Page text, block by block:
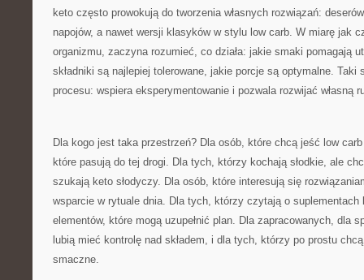
keto często prowokują do tworzenia własnych rozwiązań:
napojów, a nawet wersji klasyków w stylu low carb. W miarę jak
organizmu, zaczyna rozumieć, co działa: jakie smaki pomagają
składniki są najlepiej tolerowane, jakie porcje są optymalne. Taki
procesu: wspiera eksperymentowanie i pozwala rozwijać własną
Dla kogo jest taka przestrzeń? Dla osób, które chcą jeść low
które pasują do tej drogi. Dla tych, którzy kochają słodkie, ale
szukają keto słodyczy. Dla osób, które interesują się
wsparcie w rytuale dnia. Dla tych, którzy czytają o suplementach
elementów, które mogą uzupełnić plan. Dla zapracowanych, dla
lubią mieć kontrolę nad składem, i dla tych, którzy po prostu
smaczne.